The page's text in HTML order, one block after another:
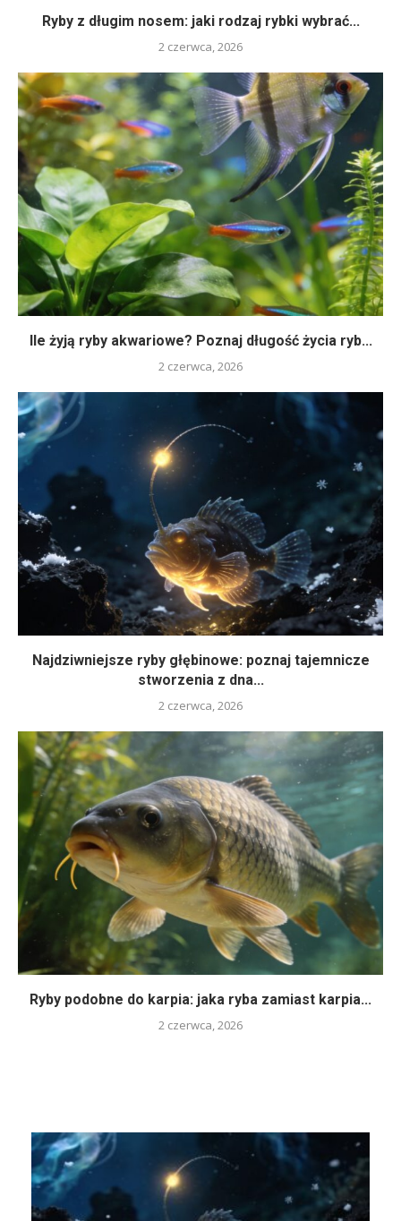
Ryby z długim nosem: jaki rodzaj rybki wybrać...
2 czerwca, 2026
Ile żyją ryby akwariowe? Poznaj długość życia ryb...
2 czerwca, 2026
Najdziwniejsze ryby głębinowe: poznaj tajemnicze
stworzenia z dna...
2 czerwca, 2026
Ryby podobne do karpia: jaka ryba zamiast karpia...
2 czerwca, 2026